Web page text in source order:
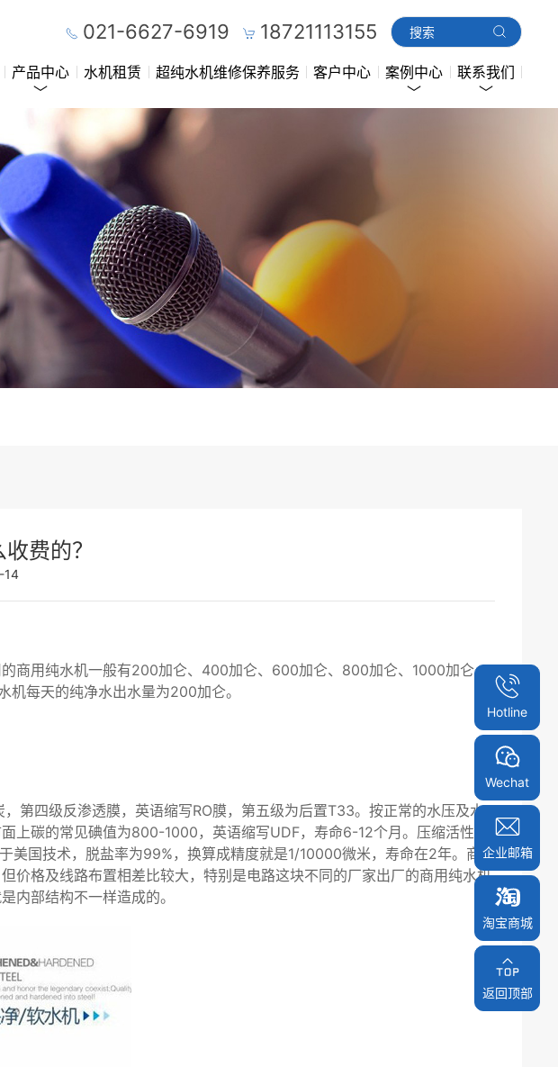
021-6627-6919 18721113155
产品中心 水机租赁 超纯水机维修保养服务 客户中心 案例中心 联系我们
费的？
14
商用纯水机一般有200加仑、400加仑、600加仑、800加仑、1000加仑、
每天的纯净水出水量为200加仑。
第四级反渗透膜，英语缩写RO膜，第五级为后置T33。按正常的水压及水
上碳的常见碘值为800-1000，英语缩写UDF，寿命6-12个月。压缩活性炭
美国技术，脱盐率为99%，换算成精度就是1/10000微米，寿命在2年。商用
价格及线路布置相差比较大，特别是电路这块不同的厂家出厂的商用纯水机
内部结构不一样造成的。
Hotline
Wechat
企业邮箱
淘宝商城
淘宝商城
返回顶部
返回顶部